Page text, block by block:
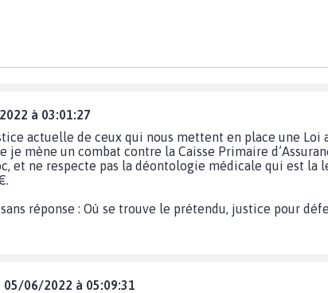
à 03:01:27
actuelle de ceux qui nous mettent en place une
je mène un combat contre la Caisse Primaire
et ne respecte pas la déontologie médicale qui est la
réponse : Où se trouve le prétendu, justice pour
05/06/2022 à 05:09:31